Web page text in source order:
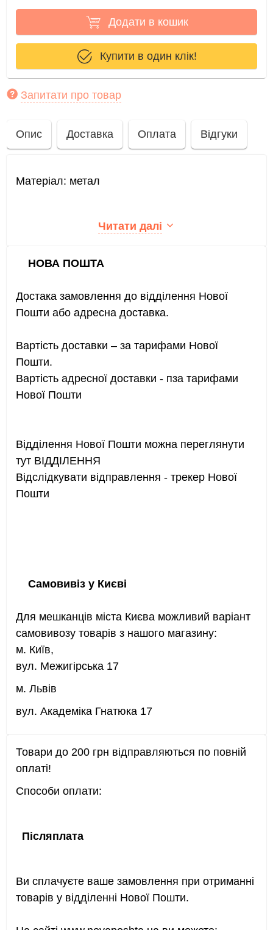
Додати в кошик
Купити в один клік!
Запитати про товар
Опис Доставка Оплата Відгуки
Матеріал: метал
Читати далі
НОВА ПОШТА
Достака замовлення до відділення Нової
Пошти або адресна доставка.
Вартість доставки – за тарифами Нової
Пошти.
Вартість адресної доставки - пза тарифами
Нової Пошти
Відділення Нової Пошти можна переглянути
тут ВІДДІЛЕННЯ
Відслідкувати відправлення - трекер Нової
Пошти
Самовивіз у Києві
Для мешканців міста Києва можливий варіант
самовивозу товарів з нашого магазину:
м. Київ,
вул. Межигірська 17
м. Львів
вул. Академіка Гнатюка 17
Товари до 200 грн відправляються по повній
оплаті!
Способи оплати:
Післяплата
Ви сплачуєте ваше замовлення при отриманні
товарів у відділенні Нової Пошти.